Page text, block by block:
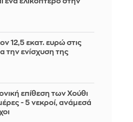
12,5 εκατ. ευρώ στις
την ενίσχυση της
επίθεση των Χούθι
- 5 νεκροί, ανάμεσά